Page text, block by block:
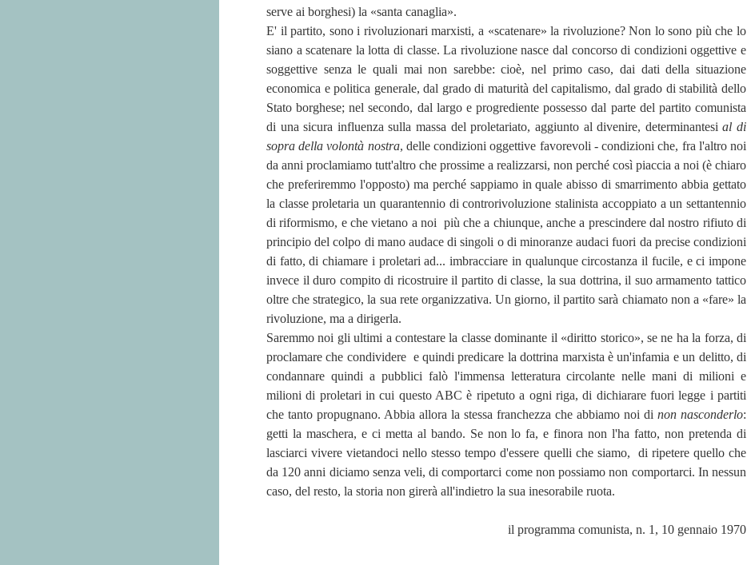
serve ai borghesi) la «santa canaglia».
E' il partito, sono i rivoluzionari marxisti, a «scatenare» la rivoluzione? Non lo sono più che lo
siano a scatenare la lotta di classe. La rivoluzione nasce dal concorso di condizioni oggettive e
soggettive senza le quali mai non sarebbe: cioè, nel primo caso, dai dati della situazione
economica e politica generale, dal grado di maturità del capitalismo, dal grado di stabilità dello
Stato borghese; nel secondo, dal largo e progrediente possesso dal parte del partito comunista
di una sicura influenza sulla massa del proletariato, aggiunto al divenire, determinantesial di
sopra della volontà nostra, delle condizioni oggettive favorevoli - condizioni che, fra l'altro noi
da anni proclamiamo tutt'altro che prossime a realizzarsi, non perché così piaccia a noi (è chiaro
che preferiremmo l'opposto) ma perché sappiamo in quale abisso di smarrimento abbia gettato
la classe proletaria un quarantennio di controrivoluzione stalinista accoppiato a un settantennio
di riformismo, e che vietano a noi più che a chiunque, anche a prescindere dal nostro rifiuto di
principio del colpo di mano audace di singoli o di minoranze audaci fuori da precise condizioni
di fatto, di chiamare i proletari ad... imbracciare in qualunque circostanza il fucile, e ci impone
invece il duro compito di ricostruire il partito di classe, la sua dottrina, il suo armamento tattico
oltre che strategico, la sua rete organizzativa. Un giorno, il partito sarà chiamato non a «fare» la
rivoluzione, ma a dirigerla.
Saremmo noi gli ultimi a contestare la classe dominante il «diritto storico», se ne ha la forza, di
proclamare che condividere e quindi predicare la dottrina marxista è un'infamia e un delitto, di
condannare quindi a pubblici falò l'immensa letteratura circolante nelle mani di milioni e
milioni di proletari in cui questo ABC è ripetuto a ogni riga, di dichiarare fuori legge i partiti
che tanto propugnano. Abbia allora la stessa franchezza che abbiamo noi di non nasconderlo:
getti la maschera, e ci metta al bando. Se non lo fa, e finora non l'ha fatto, non pretenda di
lasciarci vivere vietandoci nello stesso tempo d'essere quelli che siamo,
di ripetere quello che
da 120 anni diciamo senza veli, di comportarci come non possiamo non comportarci. In nessun
caso, del resto, la storia non girerà all'indietro la sua inesorabile ruota.
il programma comunista, n. 1, 10 gennaio 1970